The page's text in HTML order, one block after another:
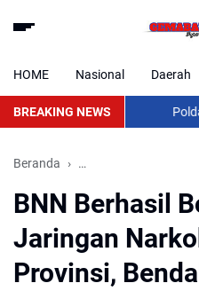
HOME Nasional Daerah
BREAKING NEWS Polda
Beranda Bendahara BKN
BNN Berhasil
Jaringan
Provinsi,